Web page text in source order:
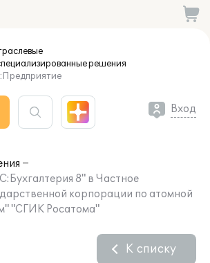
решения
Вход
8" в Частное
корпорации по атомной
"СГИК Росатома"
К списку